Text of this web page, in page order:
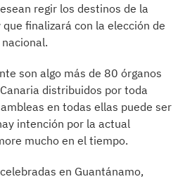
regir los destinos de la
que finalizará con la elección de
son algo más de 80 órganos
distribuidos por toda
en todas ellas puede ser
intención por la actual
mucho en el tiempo.
en Guantánamo,